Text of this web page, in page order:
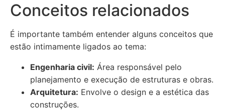
Conceitos relacionados
É importante também entender alguns conceitos que
estão intimamente ligados ao tema:
Engenharia civil: Área responsável pelo
planejamento e execução de estruturas e obras.
Arquitetura: Envolve o design e a estética das
construções.